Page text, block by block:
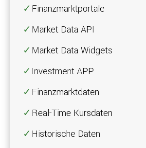
Finanzmarktportale
Market Data API
Market Data Widgets
Investment APP
Finanzmarktdaten
Real-Time Kursdaten
Historische Daten